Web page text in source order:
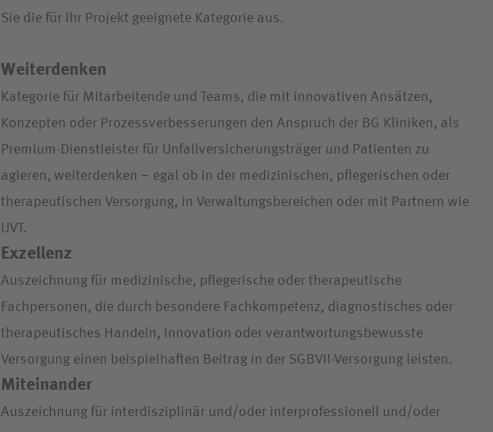
Sie die für Ihr Projekt geeignete Kategorie aus.
Weiterdenken
Kategorie für Mitarbeitende und Teams, die mit innovativen Ansätzen,
Konzepten oder Prozessverbesserungen den Anspruch der BG Kliniken, als
Premium-Dienstleister für Unfallversicherungsträger und Patienten zu
agieren, weiterdenken – egal ob in der medizinischen, pflegerischen oder
therapeutischen Versorgung, in Verwaltungsbereichen oder mit Partnern wie
UVT.
Exzellenz
Auszeichnung für medizinische, pflegerische oder therapeutische
Fachpersonen, die durch besondere Fachkompetenz, diagnostisches oder
therapeutisches Handeln, Innovation oder verantwortungsbewusste
Versorgung einen beispielhaften Beitrag in der SGBVII-Versorgung leisten.
Miteinander
Auszeichnung für interdisziplinär und/oder interprofessionell und/oder